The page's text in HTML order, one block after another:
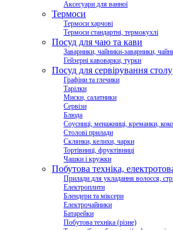
Аксесуари для ванної
Термоси
Термоси харчові
Термоси стандартні, термокухлі
Посуд для чаю та кави
Заварники, чайники-заварники,
Гейзерні кавоварки, турки
Посуд для сервірування столу
Графіни та глечики
Тарілки
Миски, салатники
Сервізи
Блюда
Соусниці, менажниці, креманки,
Столові прилади
Склянки, келихи, чарки
Тортівниці, фруктівниці
Чашки і кружки
Побутова техніка,
Прилади для укладання волосся,
Електроплити
Блендери та міксери
Електрочайники
Батарейки
Побутова техніка (різне)